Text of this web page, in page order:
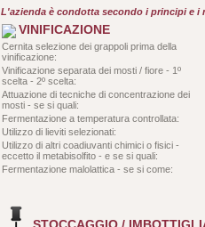
L'azienda è condotta secondo i principi e
VINIFICAZIONE
Cernita selezione dei grappoli prima della
vinificazione:
Vinificazione separata dei mosti / fiore - 1º
scelta - 2º scelta:
Attuazione di tecniche di concentrazione dei
mosti - se si quali:
Fermentazione a temperatura controllata:
Utilizzo di lieviti selezionati:
Utilizzo di altri coadiuvanti chimici o fisici -
eccetto il metabisolfito - e se si quali:
Fermentazione malolattica - se si come: